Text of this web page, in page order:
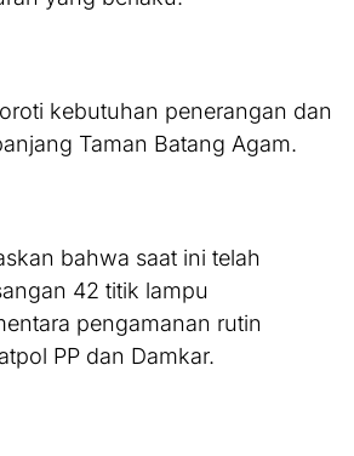
kebutuhan penerangan dan
Taman Batang Agam.
bahwa saat ini telah
42 titik lampu
pengamanan rutin
PP dan Damkar.